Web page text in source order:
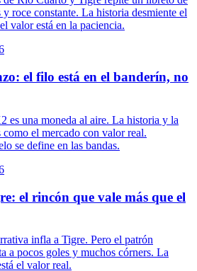
roce constante. La historia desmiente el
valor está en la paciencia.
el filo está en el banderín, no
es una moneda al aire. La historia y la
como el mercado con valor real.
se define en las bandas.
el rincón que vale más que el
infla a Tigre. Pero el patrón
a pocos goles y muchos córners. La
el valor real.